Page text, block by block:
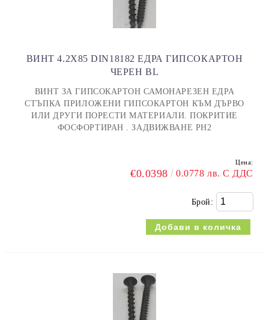
ВИНТ 4.2X85 DIN18182 ЕДРА ГИПСОКАРТОН
ЧЕРЕН BL
ВИНТ ЗА ГИПСОКАРТОН САМОНАРЕЗЕН ЕДРА
СТЪПКА ПРИЛОЖЕНИ ГИПСОКАРТОН КЪМ ДЪРВО
ИЛИ ДРУГИ ПОРЕСТИ МАТЕРИАЛИ. ПОКРИТИЕ
ФОСФОРТИРАН . ЗАДВИЖВАНЕ PH2
Цена:
€0.0398 0.0778 лв. С ДДС
Брой: